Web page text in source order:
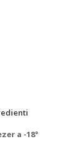
a -18°